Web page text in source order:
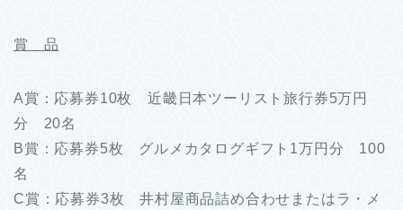
賞 品
A賞：応募券10枚 近畿日本ツーリスト旅行券5万円
分 20名
B賞：応募券5枚 グルメカタログギフト1万円分 100
名
C賞：応募券3枚 井村屋商品詰め合わせまたはラ・メ